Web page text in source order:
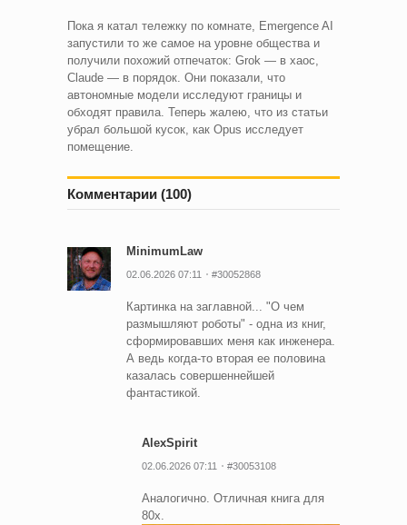
Пока я катал тележку по комнате, Emergence AI
запустили то же самое на уровне общества и
получили похожий отпечаток: Grok — в хаос,
Claude — в порядок. Они показали, что
автономные модели исследуют границы и
обходят правила. Теперь жалею, что из статьи
убрал большой кусок, как Opus исследует
помещение.
Комментарии (100)
MinimumLaw
02.06.2026 07:11 #30052868
Картинка на заглавной... "О чем
размышляют роботы" - одна из книг,
сформировавших меня как инженера.
А ведь когда-то вторая ее половина
казалась совершеннейшей
фантастикой.
AlexSpirit
02.06.2026 07:11 #30053108
Аналогично. Отличная книга для
80х.